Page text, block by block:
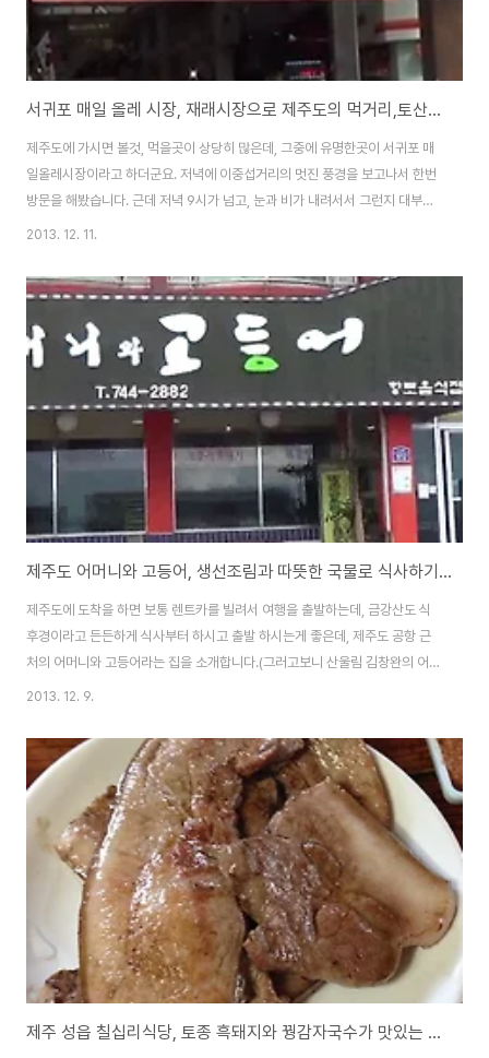
서귀포 매일 올레 시장, 재래시장으로 제주도의 먹거리,토산물을 저렴하게 구입할수 있는곳과 제주전통시장 쇼핑몰
제주도에 가시면 볼것, 먹을곳이 상당히 많은데, 그중에 유명한곳이 서귀포 매
일올레시장이라고 하더군요. 저녁에 이중섭거리의 멋진 풍경을 보고나서 한번
방문을 해봤습니다. 근데 저녁 9시가 넘고, 눈과 비가 내려서서 그런지 대부분
의 상가가 문을 닫았더군요...-_-;; 몇 군데가 열기는 했지만, 결국에는 잠깐 보
제주오션팰리스호텔(ocean palace)여서 도보로 10분도 안걸리는 위치에
있습니다. 마침 다음날에도 서귀포에서 머물게 되어서 천지연폭포, 새연교, 새
섬 트레킹을 잠깐 다녀와서는 다시 방문을 했습니다. 서귀포 잠수함, 바다속에
들어가서 물고기와 산호등을 볼수 있는 제주도 여행시 꼭 한번 들려볼만한 추
천 명소 서귀포잠수함..
2013. 12. 11.
제주도 어머니와 고등어, 생선조림과 따뜻한 국물로 식사하기에 좋은 제주공항근처 맛집 방문기
제주도에 도착을 하면 보통 렌트카를 빌려서 여행을 출발하는데, 금강산도 식
후경이라고 든든하게 식사부터 하시고 출발 하시는게 좋은데, 제주도 공항 근
처의 어머니와 고등어라는 집을 소개합니다.(그러고보니 산울림 김창완의 어머
니와 고등어라는 노래가 생각나네요) 저희 일행도 식사를 뭔가를 해야 하는데
는데, 갈치조림, 고등어조림, 전복뚝배기, 고등어구이, 갈치국, 보말국 등을 골
고루 시켜서 먹어봤는데, 음식에 사용되는 해산물이 모두 제주산이라고 하던
데, 드디어 제주에 왔다는게 실감이 나더군요...^^ 전화번호 : 064-744-
2882 주소 제주특별자치도 제주시 용담3동 2576-3 제주도 올레길 17코스
구간중의 있는 집으로 해안도로에 ..
2013. 12. 9.
제주 성읍 칠십리식당, 토종 흑돼지와 꿩감자국수가 맛있는 성읍칠십리주막 방문기(가격, 메뉴 정보)